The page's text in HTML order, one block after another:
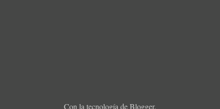
Con la tecnología deBlogger.